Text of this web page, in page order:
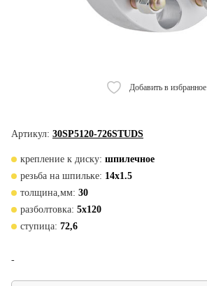
Добавить в избранное
Артикул: 30SP5120-726STUDS
крепление к диску: шпилечное
резьба на шпильке: 14x1.5
толщина,мм: 30
разболтовка: 5x120
ступица: 72,6
-